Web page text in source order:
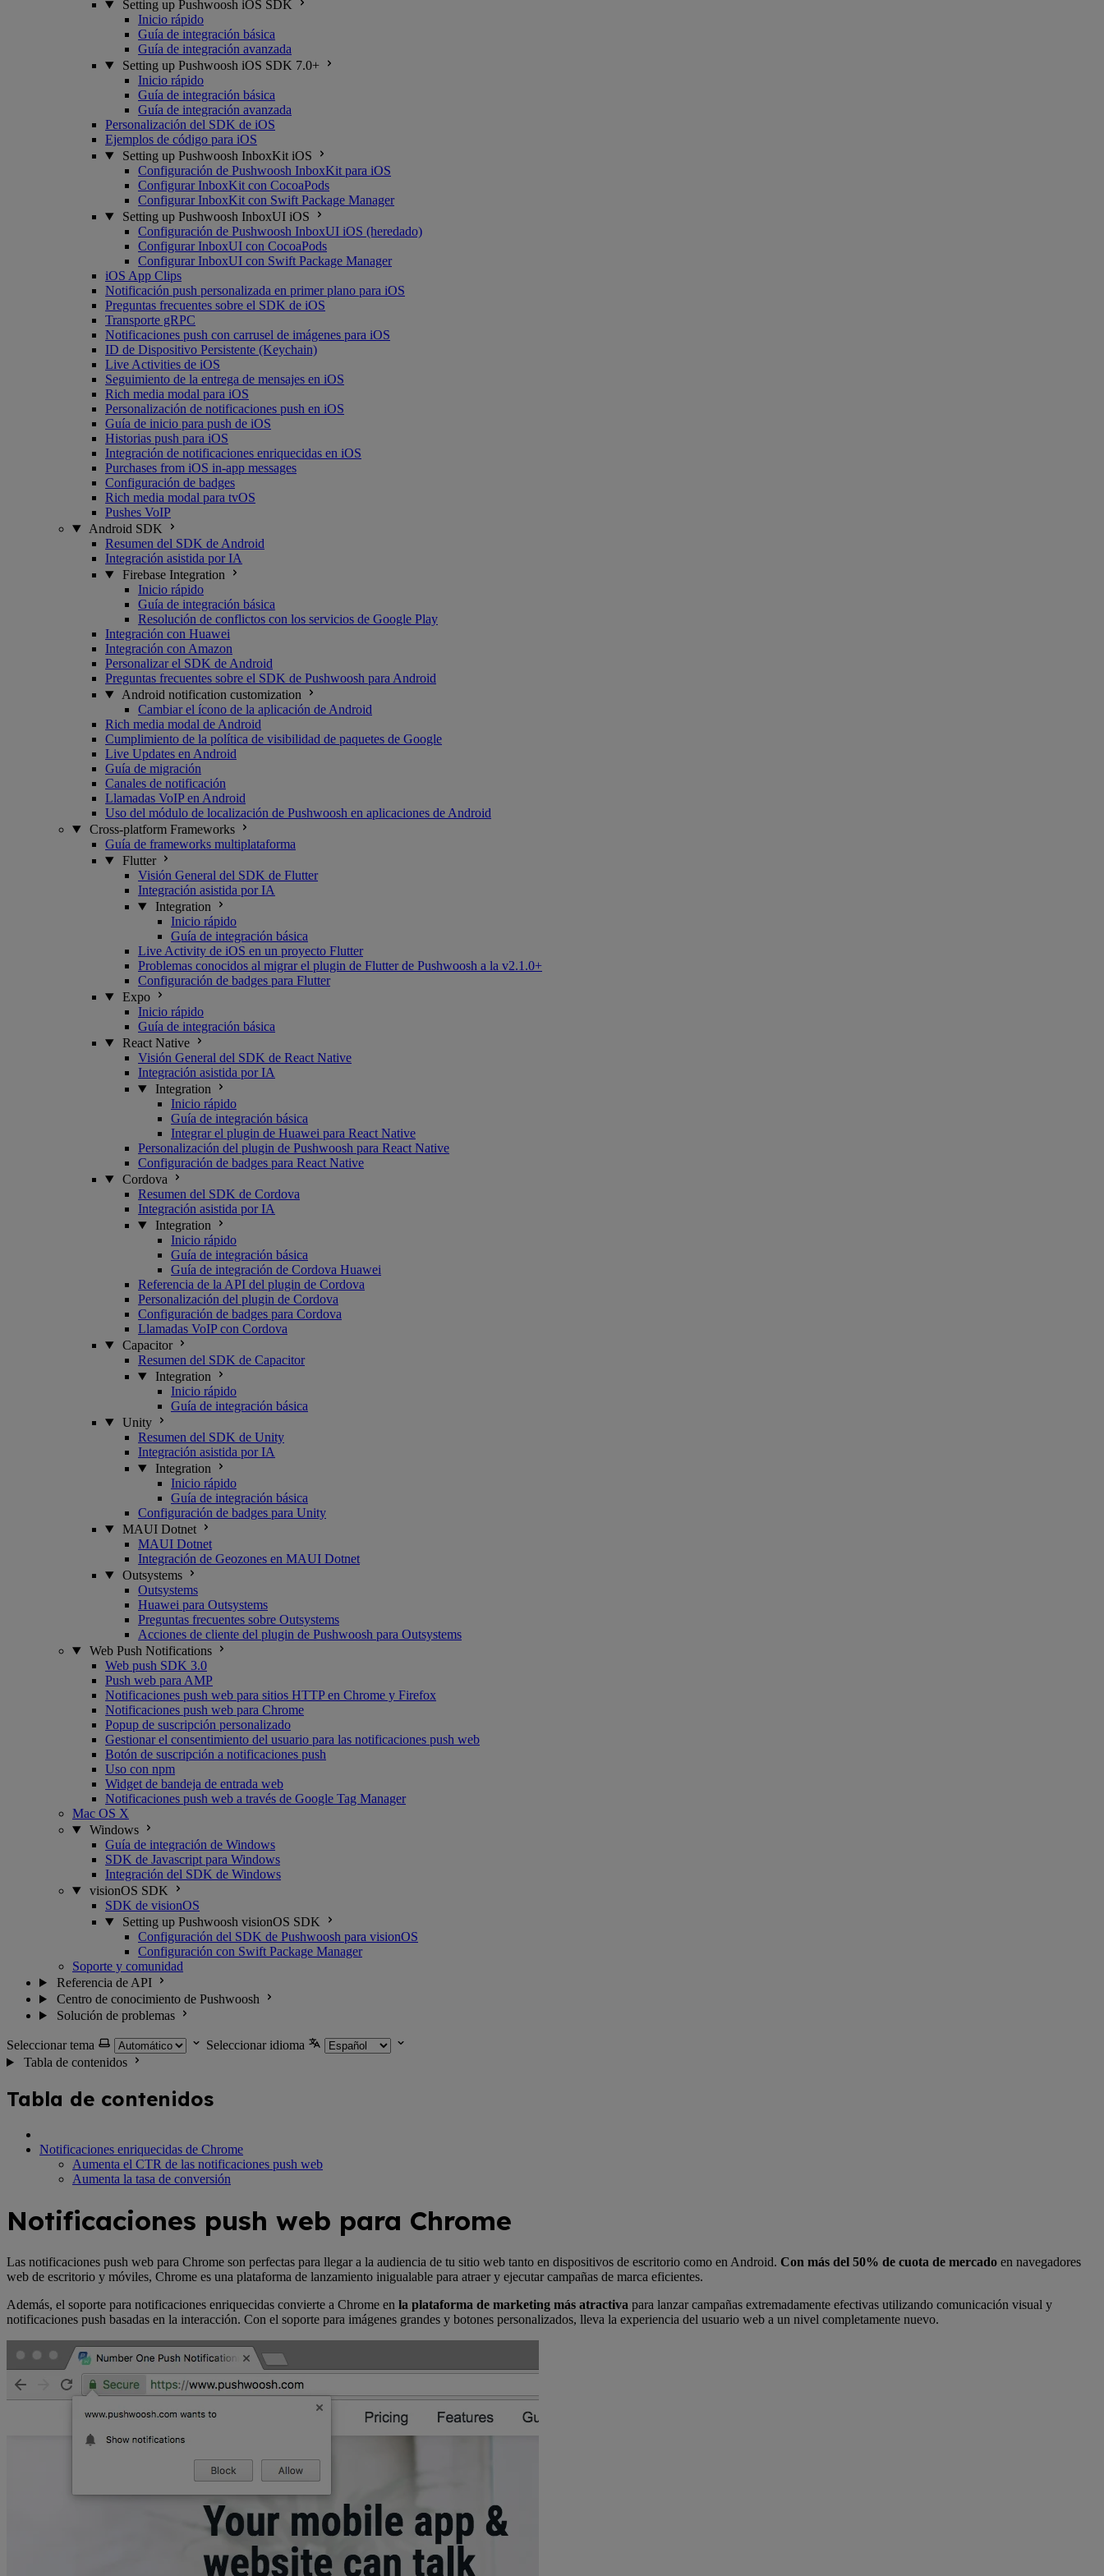
Setting up Pushwoosh iOS SDK
Inicio rápido
Guía de integración básica
Guía de integración avanzada
Setting up Pushwoosh iOS SDK 7.0+
Inicio rápido
Guía de integración básica
Guía de integración avanzada
Personalización del SDK de iOS
Ejemplos de código para iOS
Setting up Pushwoosh InboxKit iOS
Configuración de Pushwoosh InboxKit para iOS
Configurar InboxKit con CocoaPods
Configurar InboxKit con Swift Package Manager
Setting up Pushwoosh InboxUI iOS
Configuración de Pushwoosh InboxUI iOS (heredado)
Configurar InboxUI con CocoaPods
Configurar InboxUI con Swift Package Manager
iOS App Clips
Notificación push personalizada en primer plano para iOS
Preguntas frecuentes sobre el SDK de iOS
Transporte gRPC
Notificaciones push con carrusel de imágenes para iOS
ID de Dispositivo Persistente (Keychain)
Live Activities de iOS
Seguimiento de la entrega de mensajes en iOS
Rich media modal para iOS
Personalización de notificaciones push en iOS
Guía de inicio para push de iOS
Historias push para iOS
Integración de notificaciones enriquecidas en iOS
Purchases from iOS in-app messages
Configuración de badges
Rich media modal para tvOS
Pushes VoIP
Android SDK
Resumen del SDK de Android
Integración asistida por IA
Firebase Integration
Inicio rápido
Guía de integración básica
Resolución de conflictos con los servicios de Google Play
Integración con Huawei
Integración con Amazon
Personalizar el SDK de Android
Preguntas frecuentes sobre el SDK de Pushwoosh para Android
Android notification customization
Cambiar el ícono de la aplicación de Android
Rich media modal de Android
Cumplimiento de la política de visibilidad de paquetes de Google
Live Updates en Android
Guía de migración
Canales de notificación
Llamadas VoIP en Android
Uso del módulo de localización de Pushwoosh en aplicaciones de Android
Cross-platform Frameworks
Guía de frameworks multiplataforma
Flutter
Visión General del SDK de Flutter
Integración asistida por IA
Integration
Inicio rápido
Guía de integración básica
Live Activity de iOS en un proyecto Flutter
Problemas conocidos al migrar el plugin de Flutter de Pushwoosh a la v2.1.0+
Configuración de badges para Flutter
Expo
Inicio rápido
Guía de integración básica
React Native
Visión General del SDK de React Native
Integración asistida por IA
Integration
Inicio rápido
Guía de integración básica
Integrar el plugin de Huawei para React Native
Personalización del plugin de Pushwoosh para React Native
Configuración de badges para React Native
Cordova
Resumen del SDK de Cordova
Integración asistida por IA
Integration
Inicio rápido
Guía de integración básica
Guía de integración de Cordova Huawei
Referencia de la API del plugin de Cordova
Personalización del plugin de Cordova
Configuración de badges para Cordova
Llamadas VoIP con Cordova
Capacitor
Resumen del SDK de Capacitor
Integration
Inicio rápido
Guía de integración básica
Unity
Resumen del SDK de Unity
Integración asistida por IA
Integration
Inicio rápido
Guía de integración básica
Configuración de badges para Unity
MAUI Dotnet
MAUI Dotnet
Integración de Geozones en MAUI Dotnet
Outsystems
Outsystems
Huawei para Outsystems
Preguntas frecuentes sobre Outsystems
Acciones de cliente del plugin de Pushwoosh para Outsystems
Web Push Notifications
Web push SDK 3.0
Push web para AMP
Notificaciones push web para sitios HTTP en Chrome y Firefox
Notificaciones push web para Chrome
Popup de suscripción personalizado
Gestionar el consentimiento del usuario para las notificaciones push web
Botón de suscripción a notificaciones push
Uso con npm
Widget de bandeja de entrada web
Notificaciones push web a través de Google Tag Manager
Mac OS X
Windows
Guía de integración de Windows
SDK de Javascript para Windows
Integración del SDK de Windows
visionOS SDK
SDK de visionOS
Setting up Pushwoosh visionOS SDK
Configuración del SDK de Pushwoosh para visionOS
Configuración con Swift Package Manager
Soporte y comunidad
Referencia de API
Centro de conocimiento de Pushwoosh
Solución de problemas
Seleccionar tema
Seleccionar idioma
Tabla de contenidos
Tabla de contenidos
Notificaciones enriquecidas de Chrome
Aumenta el CTR de las notificaciones push web
Aumenta la tasa de conversión
Notificaciones push web para Chrome
Las notificaciones push web para Chrome son perfectas para llegar a la audiencia de tu sitio web tanto en dispositivos de escritorio como en Android. Con más del 50% de cuota de mercado en navegadores
web de escritorio y móviles, Chrome es una plataforma de lanzamiento inigualable para atraer y ejecutar campañas de marca eficientes.
Además, el soporte para notificaciones enriquecidas convierte a Chrome en la plataforma de marketing más atractiva para lanzar campañas extremadamente efectivas utilizando comunicación visual y
notificaciones push basadas en la interacción. Con el soporte para imágenes grandes y botones personalizados, lleva la experiencia del usuario web a un nivel completamente nuevo.